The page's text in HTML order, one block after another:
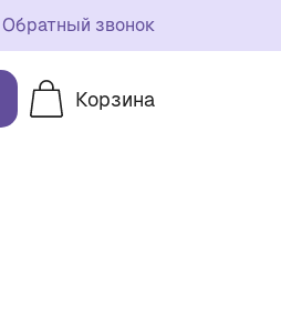
Обратный звонок
Корзина